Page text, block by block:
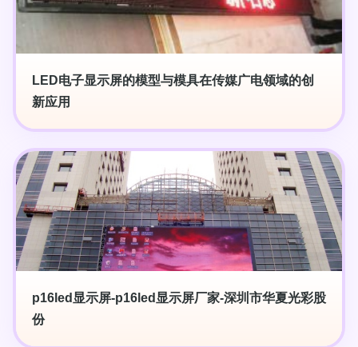
LED电子显示屏的模型与模具在传媒广电领域的创
新应用
p16led显示屏-p16led显示屏厂家-深圳市华夏光彩股
份